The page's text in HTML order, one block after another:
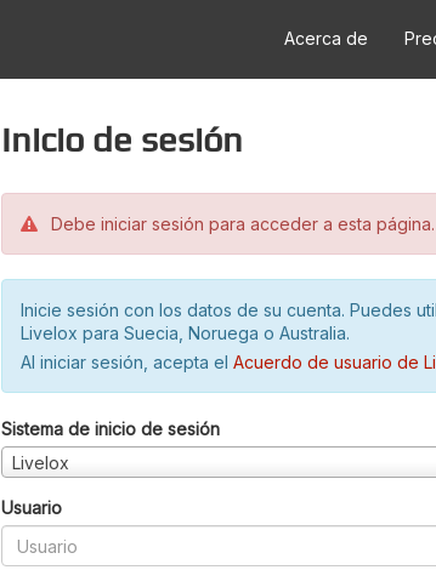
Acerca de
Inicio de sesión
Debe iniciar sesión para acceder a esta página.
Inicie sesión con los datos de su cuenta. Puedes
Livelox para Suecia, Noruega o Australia.
Al iniciar sesión, acepta el Acuerdo de usuario de
Sistema de inicio de sesión
Livelox
Usuario